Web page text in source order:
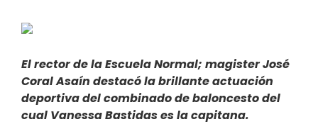
El rector de la Escuela Normal; magister José
Coral Asaín destacó la brillante actuación
deportiva del combinado de baloncesto del
cual Vanessa Bastidas es la capitana.